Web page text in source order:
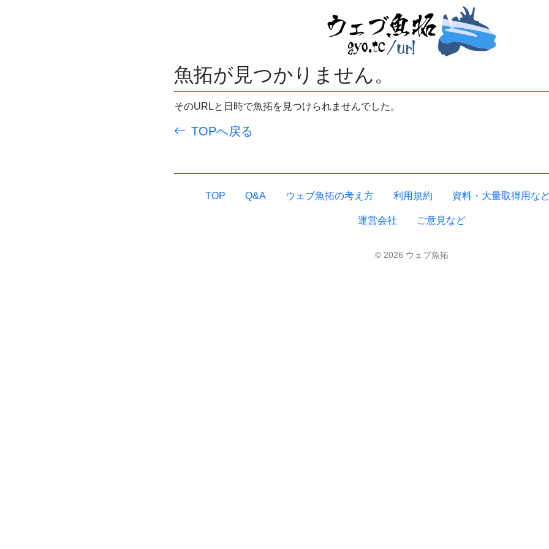
魚拓が見つかりません。
そのURLと日時で魚拓を見つけられませんでした。
TOPへ戻る
TOP Q&A ウェブ魚拓の考え方 利用規約 資料・大量取得用な
運営会社 ご意見など
© 2026 ウェブ魚拓